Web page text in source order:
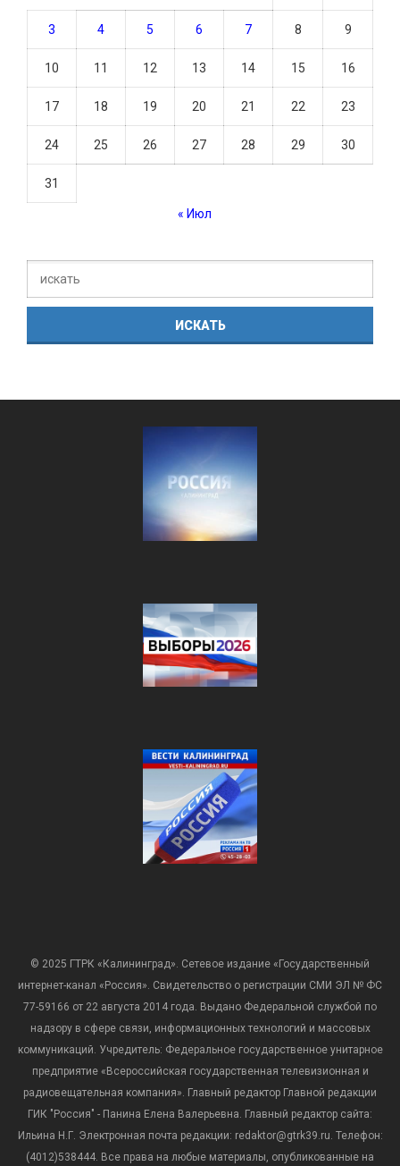
3 4 5 6 7 8 9
10 11 12 13 14 15 16
17 18 19 20 21 22 23
24 25 26 27 28 29 30
31
« Июл
© 2025 ГТРК «Калининград». Сетевое издание «Государственный
интернет-канал «Россия». Свидетельство о регистрации СМИ ЭЛ № ФС
77-59166 от 22 августа 2014 года. Выдано Федеральной службой по
надзору в сфере связи, информационных технологий и массовых
коммуникаций. Учредитель: Федеральное государственное унитарное
предприятие «Всероссийская государственная телевизионная и
радиовещательная компания». Главный редактор Главной редакции
ГИК "Россия" - Панина Елена Валерьевна. Главный редактор сайта:
Ильина Н.Г. Электронная почта редакции: redaktor@gtrk39.ru. Телефон:
(4012)538444. Все права на любые материалы, опубликованные на